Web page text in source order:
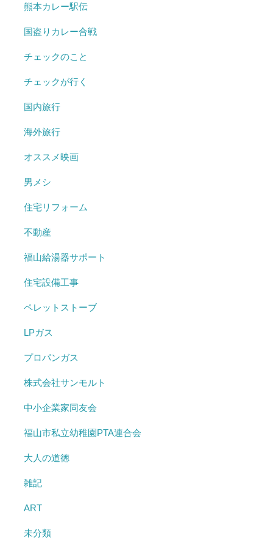
熊本カレー駅伝
国盗りカレー合戦
チェックのこと
チェックが行く
国内旅行
海外旅行
オススメ映画
男メシ
住宅リフォーム
不動産
福山給湯器サポート
住宅設備工事
ペレットストーブ
LPガス
プロパンガス
株式会社サンモルト
中小企業家同友会
福山市私立幼稚園PTA連合会
大人の道徳
雑記
ART
未分類